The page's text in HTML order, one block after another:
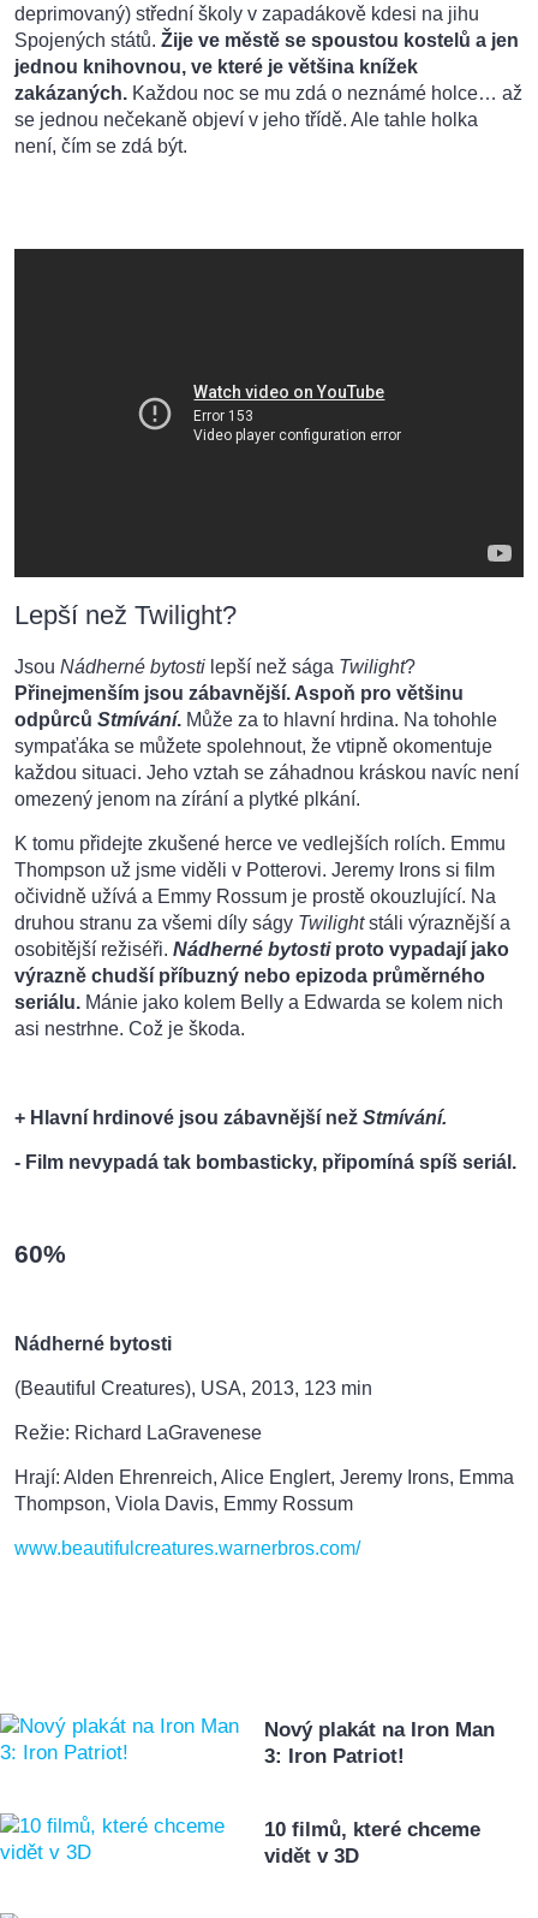
deprimovaný) střední školy v zapadákově kdesi na jihu
Spojených států. Žije ve městě se spoustou kostelů a jen
jednou knihovnou, ve které je většina knížek
zakázaných. Každou noc se mu zdá o neznámé holce… až
se jednou nečekaně objeví v jeho třídě. Ale tahle holka
není, čím se zdá být.
Lepší než Twilight?
Jsou Nádherné bytosti lepší než sága Twilight?
Přinejmenším jsou zábavnější. Aspoň pro většinu
odpůrců Stmívání. Může za to hlavní hrdina. Na tohohle
sympaťáka se můžete spolehnout, že vtipně okomentuje
každou situaci. Jeho vztah se záhadnou kráskou navíc není
omezený jenom na zírání a plytké plkání.
K tomu přidejte zkušené herce ve vedlejších rolích. Emmu
Thompson už jsme viděli v Potterovi. Jeremy Irons si film
očividně užívá a Emmy Rossum je prostě okouzlující. Na
druhou stranu za všemi díly ságy Twilightstáli výraznější a
osobitější režiséři. Nádherné bytostiproto vypadají jako
výrazně chudší příbuzný nebo epizoda průměrného
seriálu. Mánie jako kolem Belly a Edwarda se kolem nich
asi nestrhne. Což je škoda.
+ Hlavní hrdinové jsou zábavnější než Stmívání.
- Film nevypadá tak bombasticky, připomíná spíš seriál.
60%
Nádherné bytosti
(Beautiful Creatures), USA, 2013, 123 min
Režie: Richard LaGravenese
Hrají: Alden Ehrenreich, Alice Englert, Jeremy Irons, Emma
Thompson, Viola Davis, Emmy Rossum
www.beautifulcreatures.warnerbros.com/
Nový plakát na Iron Man
3: Iron Patriot!
10 filmů, které chceme
vidět v 3D